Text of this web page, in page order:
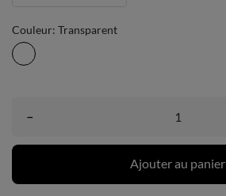
Couleur: Transparent
Transparent
–
Ajouter au panier